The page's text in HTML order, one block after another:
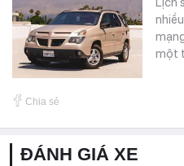
một
Chia sẻ
ĐÁNH GIÁ XE